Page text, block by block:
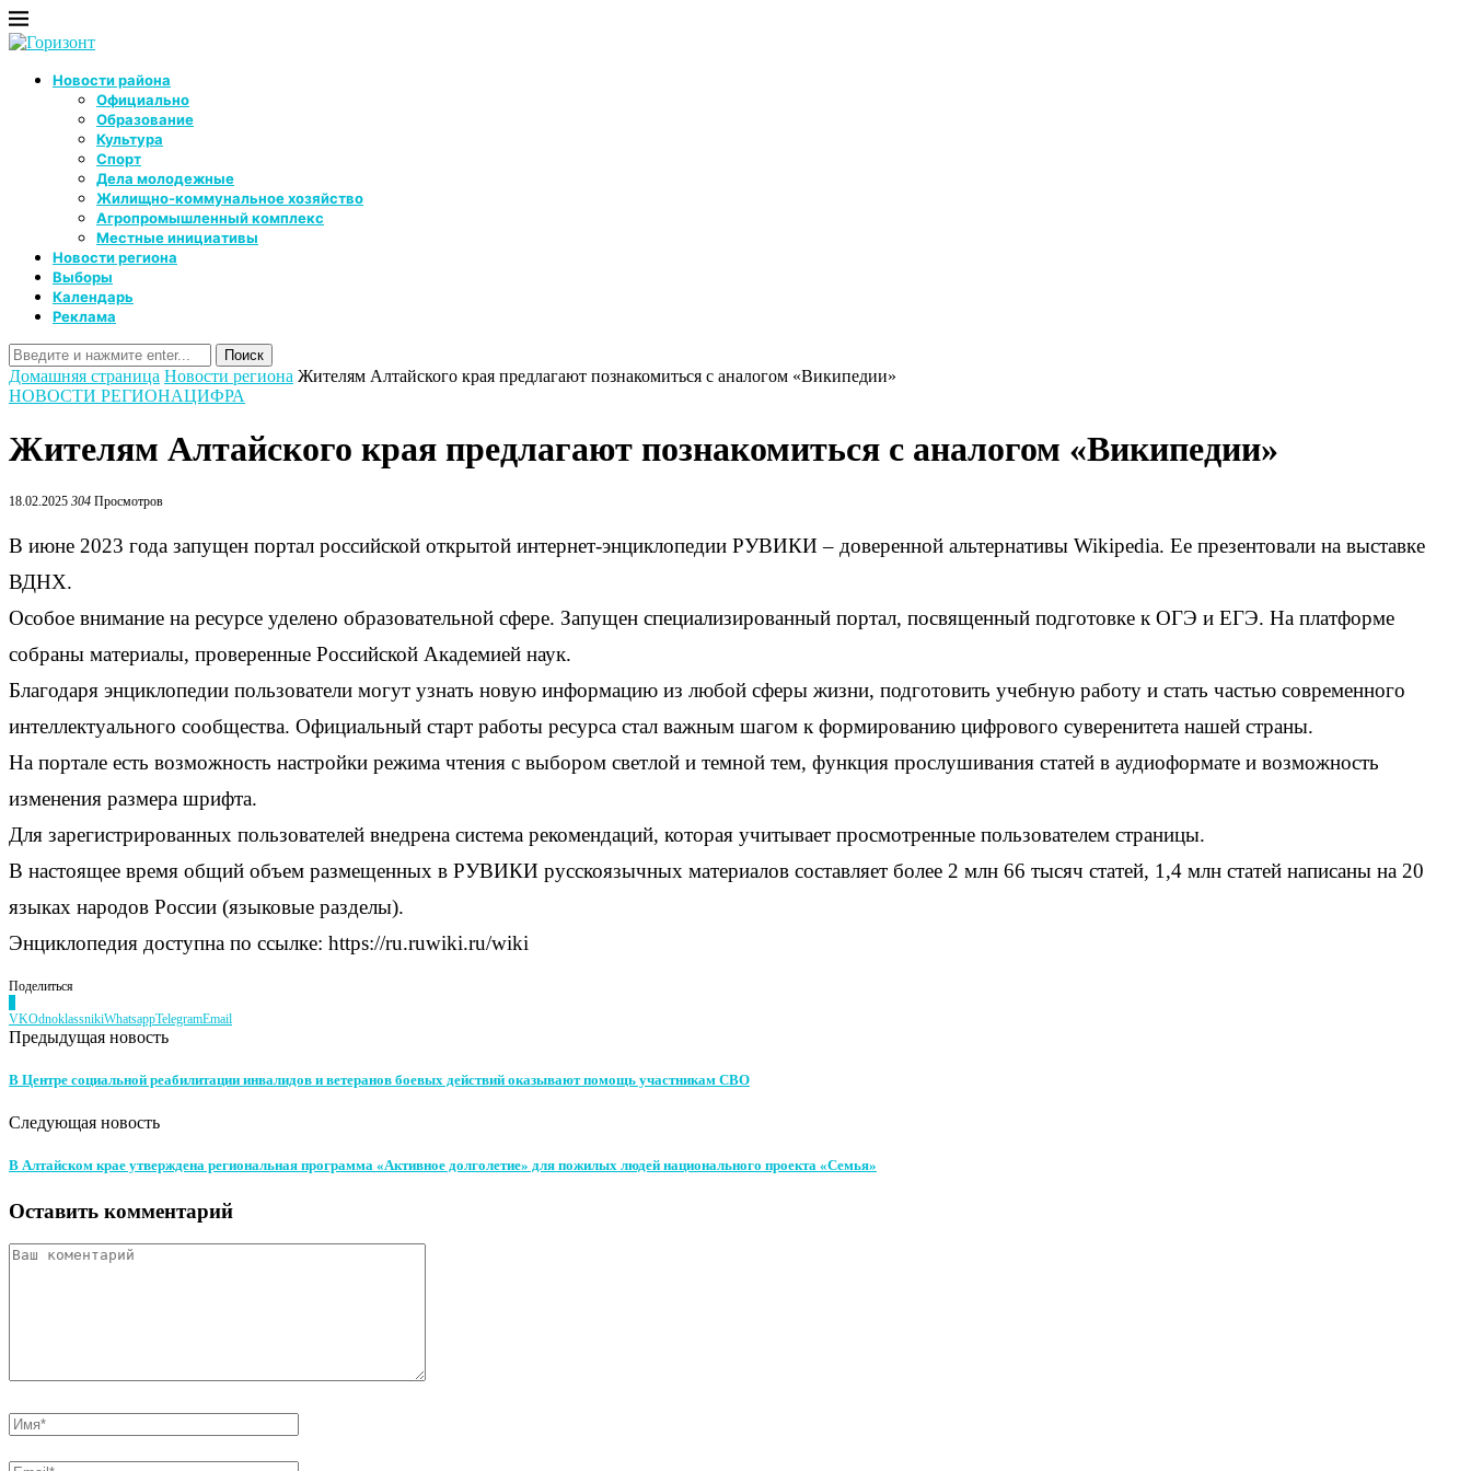
Новости района
Официально
Образование
Культура
Спорт
Дела молодежные
Жилищно-коммунальное хозяйство
Агропромышленный комплекс
Местные инициативы
Новости региона
Выборы
Календарь
Реклама
Домашняя страница Новости региона Жителям Алтайского края предлагают познакомиться с аналогом «Википедии»
НОВОСТИ РЕГИОНАЦИФРА
Жителям Алтайского края предлагают познакомиться с аналогом «Википедии»
18.02.2025 304 Просмотров
В июне 2023 года запущен портал российской открытой интернет-энциклопедии РУВИКИ – доверенной альтернативы Wikipedia. Ее презентовали на выставке
ВДНХ.
Особое внимание на ресурсе уделено образовательной сфере. Запущен специализированный портал, посвященный подготовке к ОГЭ и ЕГЭ. На платформе
собраны материалы, проверенные Российской Академией наук.
Благодаря энциклопедии пользователи могут узнать новую информацию из любой сферы жизни, подготовить учебную работу и стать частью современного
интеллектуального сообщества. Официальный старт работы ресурса стал важным шагом к формированию цифрового суверенитета нашей страны.
На портале есть возможность настройки режима чтения с выбором светлой и темной тем, функция прослушивания статей в аудиоформате и возможность
изменения размера шрифта.
Для зарегистрированных пользователей внедрена система рекомендаций, которая учитывает просмотренные пользователем страницы.
В настоящее время общий объем размещенных в РУВИКИ русскоязычных материалов составляет более 2 млн 66 тысяч статей, 1,4 млн статей написаны на 20
языках народов России (языковые разделы).
Энциклопедия доступна по ссылке: https://ru.ruwiki.ru/wiki
Поделиться
VKOdnoklassnikiWhatsappTelegramEmail
Предыдущая новость
В Центре социальной реабилитации инвалидов и ветеранов боевых действий оказывают помощь участникам СВО
Следующая новость
В Алтайском крае утверждена региональная программа «Активное долголетие» для пожилых людей национального проекта «Семья»
Оставить комментарий